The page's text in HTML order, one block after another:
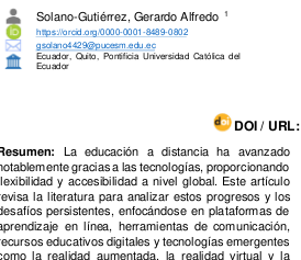
Solano-Gutiérrez, Gerardo Alfredo 1
https://orcid.org/0000-0001-8489-0802
gsolano4429@pucesm.edu.ec
Ecuador, Quito, Pontificia Universidad Católica del
Ecuador
DOI / URL:
La educación a distancia ha avanzado
lemente gracias a las tecnologías, proporcionando
y accesibilidad a nivel global. Este artículo
la literatura para analizar estos progresos y los
persistentes, enfocándose en plataformas de
en línea, herramientas de comunicación,
educativos digitales y tecnologías emergentes
la realidad aumentada, la realidad virtual y la